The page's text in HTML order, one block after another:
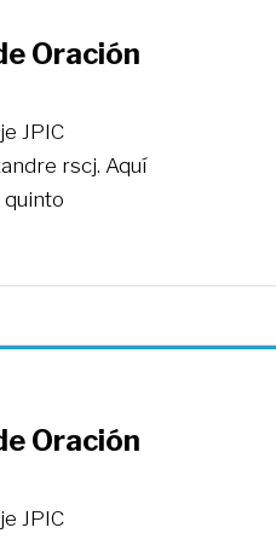
Oración
JPIC
rscj. Aquí
quinto
Oración
JPIC